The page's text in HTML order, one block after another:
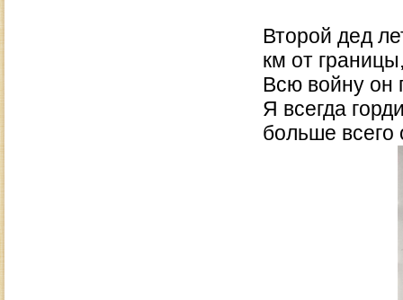
Второй дед
км от
Всю войну он
Я всегда
больше